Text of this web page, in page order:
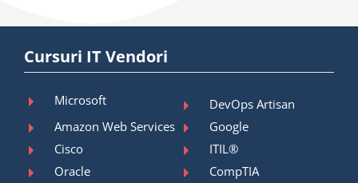
Cursuri IT Vendori
Microsoft
DevOps Artisan
Amazon Web Services
Google
Cisco
ITIL®
Oracle
CompTIA